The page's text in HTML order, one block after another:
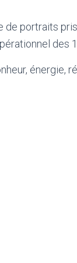
de portraits
des
énergie,